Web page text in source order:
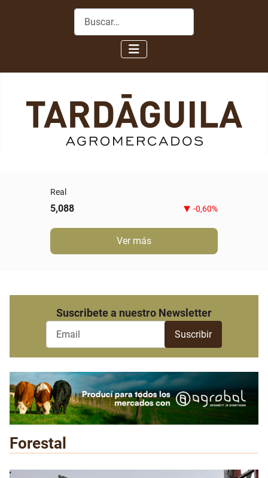
Buscar
Real
5,088 -0,60%
Ver más
Suscribete a nuestro Newsletter
Forestal